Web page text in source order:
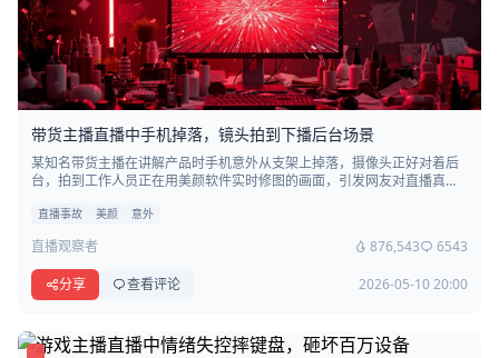
带货主播直播中手机掉落，镜头拍到下播后台场景
某知名带货主播在讲解产品时手机意外从支架上掉落，摄像头正好对着后
台，拍到工作人员正在用美颜软件实时修图的画面，引发网友对直播真实
直播事故 美颜 意外
直播观察者 876,543
6543
分享
查看评论 2026-05-10 20:00